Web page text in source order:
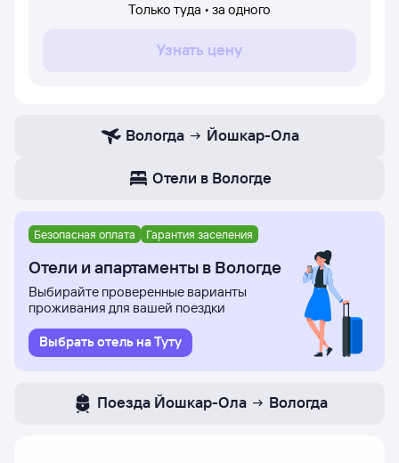
Только туда • за одного
Узнать цену
Вологда Йошкар-Ола
Отели в Вологде
Безопасная оплата Гарантия заселения
Отели и апартаменты в Вологде
Выбирайте проверенные варианты
проживания для вашей поездки
Выбрать отель на Туту
Поезда Йошкар-Ола Вологда